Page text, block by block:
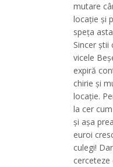
mutare
locație și
speța
Sincer știi
vicele
expiră
chirie și
locație.
la cer
și așa
euroi
culegi!